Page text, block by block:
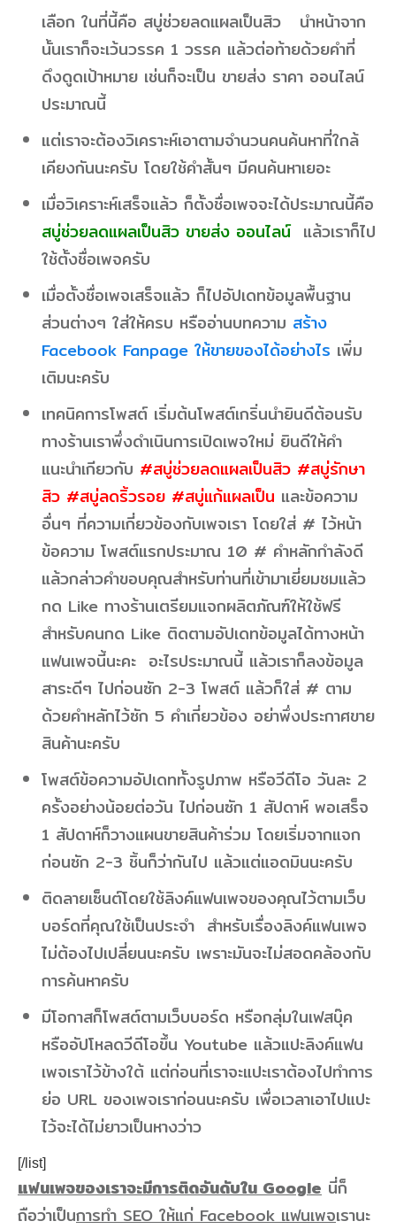
เลือก ในที่นี้คือ สบู่ช่วยลดแผลเป็นสิว นำหน้าจาก
นั้นเราก็จะเว้นวรรค 1 วรรค แล้วต่อท้ายด้วยคำที่
ดึงดูดเป้าหมาย เช่นก็จะเป็น ขายส่ง ราคา ออนไลน์
ประมาณนี้
แต่เราจะต้องวิเคราะห์เอาตามจำนวนคนค้นหาที่ใกล้
เคียงกันนะครับ โดยใช้คำสั้นๆ มีคนค้นหาเยอะ
เมื่อวิเคราะห์เสร็จแล้ว ก็ตั้งชื่อเพจจะได้ประมาณนี้คือ
สบู่ช่วยลดแผลเป็นสิว ขายส่ง ออนไลน์แล้วเราก็ไป
ใช้ตั้งชื่อเพจครับ
เมื่อตั้งชื่อเพจเสร็จแล้ว ก็ไปอัปเดทข้อมูลพื้นฐาน
ส่วนต่างๆ ใส่ให้ครบ หรืออ่านบทความ สร้าง
Facebook Fanpage ให้ขายของได้อย่างไร เพิ่ม
เติมนะครับ
เทคนิคการโพสต์ เริ่มต้นโพสต์เกริ่นนำยินดีต้อนรับ
ทางร้านเราพึ่งดำเนินการเปิดเพจใหม่ ยินดีให้คำ
แนะนำเกียวกับ #สบู่ช่วยลดแผลเป็นสิว #สบู่รักษา
สิว #สบู่ลดริ้วรอย #สบู่แก้แผลเป็น และข้อความ
อื่นๆ ที่ความเกี่ยวข้องกับเพจเรา โดยใส่ # ไว้หน้า
ข้อความ โพสต์แรกประมาณ 10 # คำหลักกำลังดี
แล้วกล่าวคำขอบคุณสำหรับท่านที่เข้ามาเยี่ยมชมแล้ว
กด Like ทางร้านเตรียมแจกผลิตภัณฑ์ให้ใช้ฟรี
สำหรับคนกด Like ติดตามอัปเดทข้อมูลได้ทางหน้า
แฟนเพจนี้นะคะ อะไรประมาณนี้ แล้วเราก็ลงข้อมูล
สาระดีๆ ไปก่อนซัก 2-3 โพสต์ แล้วก็ใส่ # ตาม
ด้วยคำหลักไว้ซัก 5 คำเกี่ยวข้อง อย่าพึ่งประกาศขาย
สินค้านะครับ
โพสต์ข้อความอัปเดททั้งรูปภาพ หรือวีดีโอ วันละ 2
ครั้งอย่างน้อยต่อวัน ไปก่อนซัก 1 สัปดาห์ พอเสร็จ
1 สัปดาห์ก็วางแผนขายสินค้าร่วม โดยเริ่มจากแจก
ก่อนซัก 2-3 ชิ้นก็ว่ากันไป แล้วแต่แอดมินนะครับ
ติดลายเซ็นต์โดยใช้ลิงค์แฟนเพจของคุณไว้ตามเว็บ
บอร์ดที่คุณใช้เป็นประจำ สำหรับเรื่องลิงค์แฟนเพจ
ไม่ต้องไปเปลี่ยนนะครับ เพราะมันจะไม่สอดคล้องกับ
การค้นหาครับ
มีโอกาสก็โพสต์ตามเว็บบอร์ด หรือกลุ่มในเฟสบุ๊ค
หรืออัปโหลดวีดีโอขึ้น Youtube แล้วแปะลิงค์แฟน
เพจเราไว้ข้างใต้ แต่ก่อนที่เราจะแปะเราต้องไปทำการ
ย่อ URL ของเพจเราก่อนนะครับ เพื่อเวลาเอาไปแปะ
ไว้จะได้ไม่ยาวเป็นหางว่าว
[/list]
แฟนเพจของเราจะมีการติดอันดับใน Google นี่ก็
ถือว่าเป็นการทำ SEO ให้แก่ Facebook แฟนเพจเรานะ